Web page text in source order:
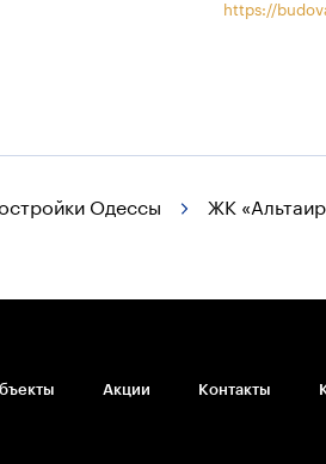
https://
Одессы ЖК
Акции Контакты